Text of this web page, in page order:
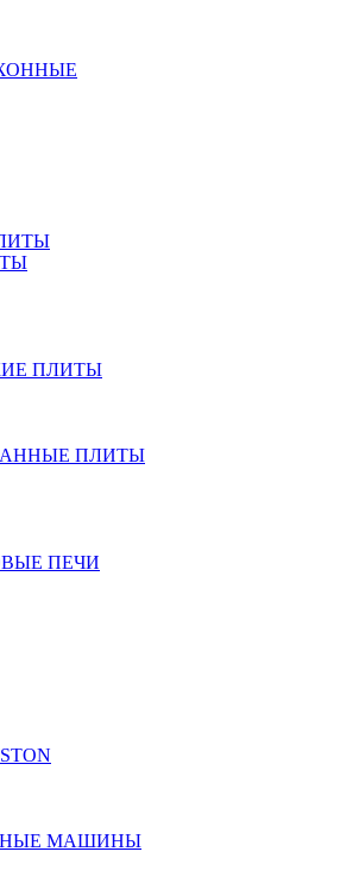
ПЛИТЫ
ПЛИТЫ
ПЕЧИ
МАШИНЫ